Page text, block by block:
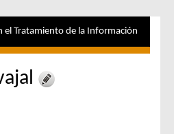
el Tratamiento de la Información